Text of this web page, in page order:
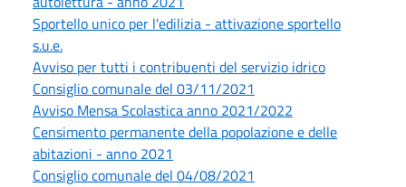
Sportello unico per l'edilizia - attivazione sportello
s.u.e.
Avviso per tutti i contribuenti del servizio idrico
Consiglio comunale del 03/11/2021
Avviso Mensa Scolastica anno 2021/2022
Censimento permanente della popolazione e delle
abitazioni - anno 2021
Consiglio comunale del 04/08/2021